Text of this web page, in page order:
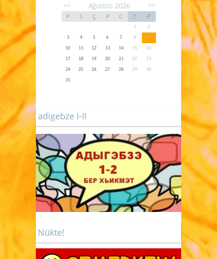
<< Ağustos 2026 >>
P S Ç P C C P
1
2
3
4 5 6 7 8
9
10
11 12 13 14 15
16
17
18 19 20 21 22
23
24
25 26 27 28 29
30
31
adigebze I-II
Nükte!